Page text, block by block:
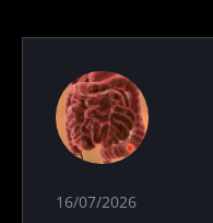
16/07/2026